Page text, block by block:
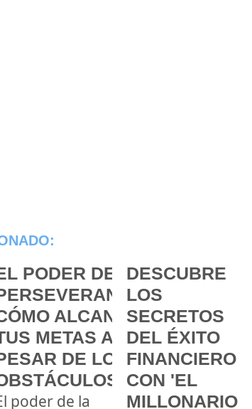
PODER DE LA
ALCANZAR
METAS A
DE LOS
poder de la
DESCUBRE
LOS
SECRETOS
DEL ÉXITO
FINANCIERO
CON 'EL
MILLONARIO